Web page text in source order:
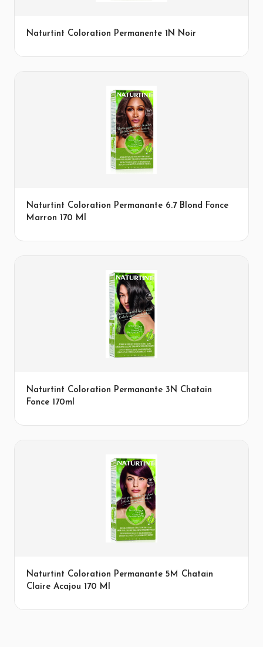
Naturtint Coloration Permanente 1N Noir
Naturtint Coloration Permanante 6.7 Blond Fonce
Marron 170 Ml
Naturtint Coloration Permanante 3N Chatain
Fonce 170ml
Naturtint Coloration Permanante 5M Chatain
Claire Acajou 170 Ml